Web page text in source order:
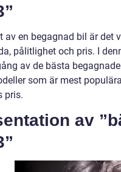
av en begagnad bil är det
pålitlighet och pris. I
av de bästa
som är mest
pris.
av